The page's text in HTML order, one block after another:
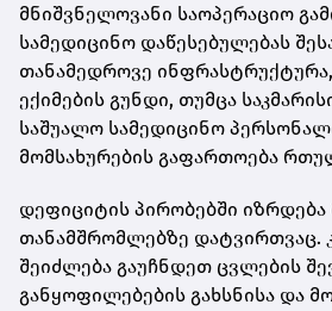
მნიშვნელოვანი საოპერაციო
სამედიცინო დაწესებულებას
თანამედროვე
ექიმების გუნდი, თუმცა
საშუალო სამედიცინო
მომსახურების გაფართოება
დეფიციტის პირობებში
თანამშრომლებზე დატვირთვაც.
შეიძლება გაუჩნდეთ ცვლების
განყოფილებების გახსნისა და